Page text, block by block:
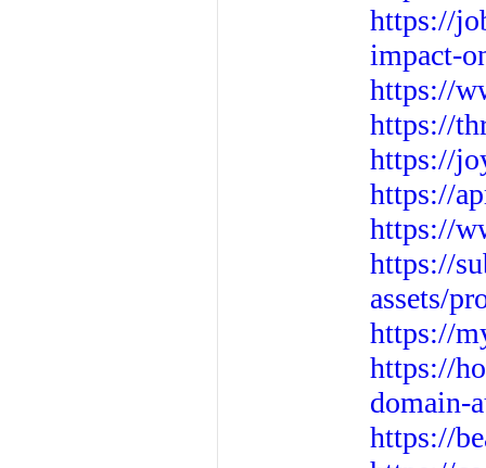
https://
impact-
https://
https://
https://
https://
https://
https://
assets/
https://
https://
domain-
https://